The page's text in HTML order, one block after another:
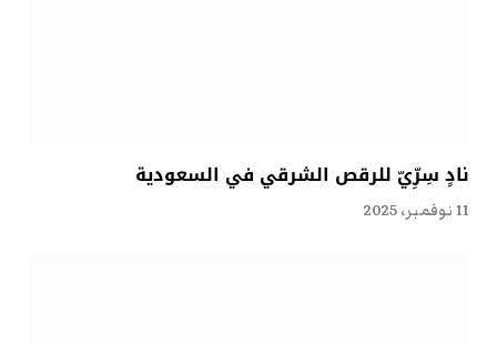
نادٍ سِرِّيّ للرقص الشرقي في السعودية
11 نوفمبر، 2025